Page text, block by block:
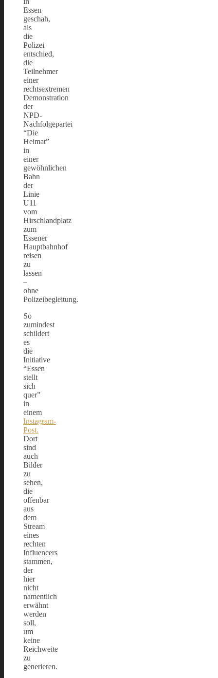
Essen
geschah,
als
die
Polizei
entschied,
die
Teilnehmer
einer
rechtsextremen
Demonstration
der
NPD-
Nachfolgepartei
“Die
Heimat”
in
einer
gewöhnlichen
Bahn
der
Linie
U11
vom
Hirschlandplatz
zum
Essener
Hauptbahnhof
reisen
zu
lassen
–
ohne
Polizeibegleitung.
So
zumindest
schildert
es
die
Initiative
“Essen
stellt
sich
quer”
in
einem
Instagram-
Post.
Dort
sind
auch
Bilder
zu
sehen,
die
offenbar
aus
dem
Stream
eines
rechten
Influencers
stammen,
der
hier
nicht
namentlich
erwähnt
werden
soll,
um
keine
Reichweite
zu
generieren.